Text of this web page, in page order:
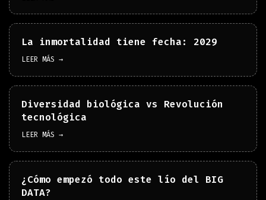
La inmortalidad tiene fecha: 2029
LEER MÁS →
Diversidad biológica vs Revolución
tecnológica
LEER MÁS →
¿Cómo empezó todo este lío del BIG
DATA?